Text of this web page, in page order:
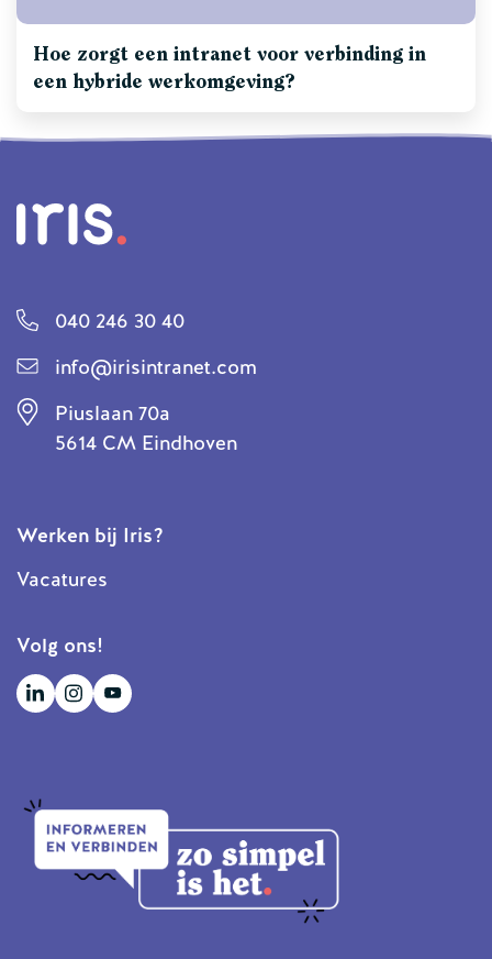
Hoe zorgt een intranet voor verbinding in
een hybride werkomgeving?
040 246 30 40
info@irisintranet.com
Piuslaan 70a
5614 CM Eindhoven
Werken bij Iris?
Vacatures
Volg ons!